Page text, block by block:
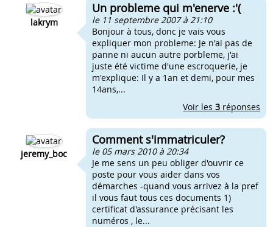
lakrym
Un probleme qui m'enerve :'(
le 11 septembre 2007 à 21:10
Bonjour à tous, donc je vais vous
expliquer mon probleme: Je n'ai pas de
panne ni aucun autre porbleme, j'ai
juste été victime d'une escroquerie, je
m'explique: Il y a 1an et demi, pour mes
14ans,...
Voir les 3 réponses
jeremy_boc
Comment s'immatriculer?
le 05 mars 2010 à 20:34
Je me sens un peu obliger d'ouvrir ce
poste pour vous aider dans vos
démarches -quand vous arrivez à la pref
il vous faut tous ces documents 1)
certificat d'assurance précisant les
numéros , le...